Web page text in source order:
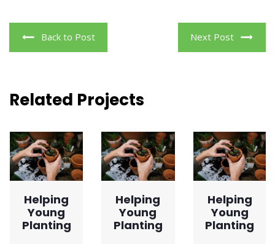
Back to Post Next Post
Related Projects
Helping
Young
Planting
Helping
Young
Planting
Helping
Young
Planting